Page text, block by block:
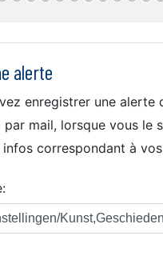
alerte
enregistrer une alerte
par mail, lorsque vous le
infos correspondant à